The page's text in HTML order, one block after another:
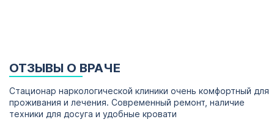
ОТЗЫВЫ О ВРАЧЕ
Стационар наркологической клиники очень комфортный для
проживания и лечения. Современный ремонт, наличие
техники для досуга и удобные кровати